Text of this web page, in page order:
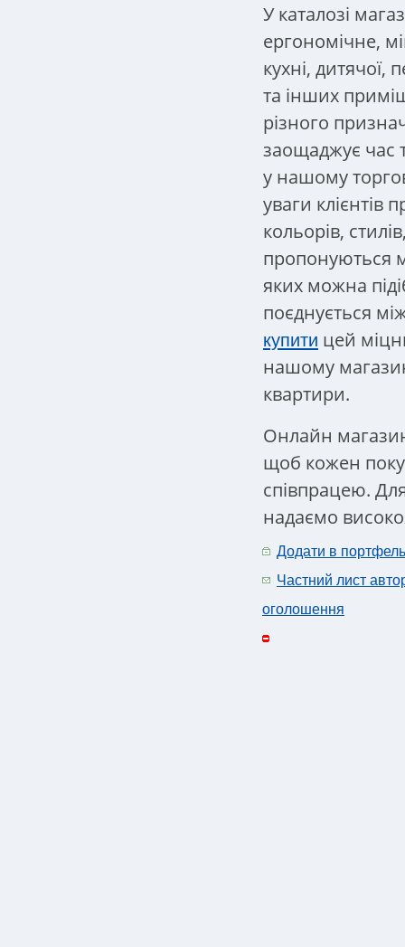
У каталозі
ергономічне,
кухні, дитячої,
та інших
різного
заощаджує час
у нашому
уваги клієнтів
кольорів,
пропонуються
яких можна
поєднується
купити цей
нашому
квартири.
Онлайн
щоб кожен
співпрацею.
надаємо
Додати в портфель
Частний лист
оголошення